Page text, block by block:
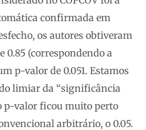
confirmada em
os autores obtiveram
0.85 (correspondendo a
p-valor de 0.051. Estamos
limiar da “significância
p-valor ficou muito perto
arbitrário, o 0.05.